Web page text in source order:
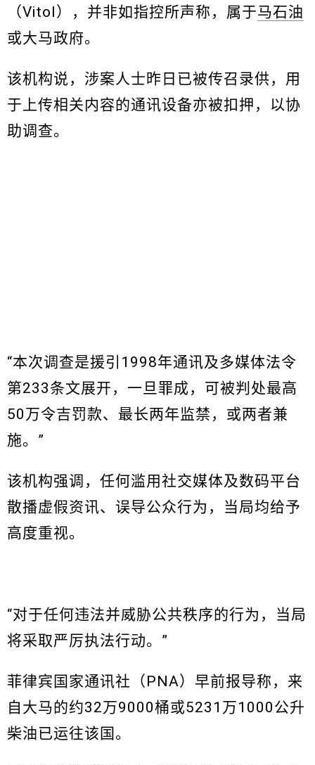
（Vitol），并非如指控所声称，属于马石油
或大马政府。
该机构说，涉案人士昨日已被传召录供，用
于上传相关内容的通讯设备亦被扣押，以协
助调查。
“本次调查是援引1998年通讯及多媒体法令
第233条文展开，一旦罪成，可被判处最高
50万令吉罚款、最长两年监禁，或两者兼
施。”
该机构强调，任何滥用社交媒体及数码平台
散播虚假资讯、误导公众行为，当局均给予
高度重视。
“对于任何违法并威胁公共秩序的行为，当局
将采取严厉执法行动。”
菲律宾国家通讯社（PNA）早前报导称，来
自大马的约32万9000桶或5231万1000公升
柴油已运往该国。